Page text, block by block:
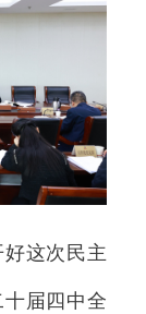
这次民主
届四中全